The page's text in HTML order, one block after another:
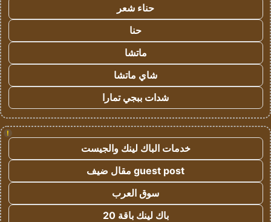
حناء شعر
حنا
ماتشا
شاي ماتشا
شدات ببجي تمارا
!
خدمات الباك لينك والجيست
guest post مقال ضيف
سوق العرب
باك لينك باقة 20